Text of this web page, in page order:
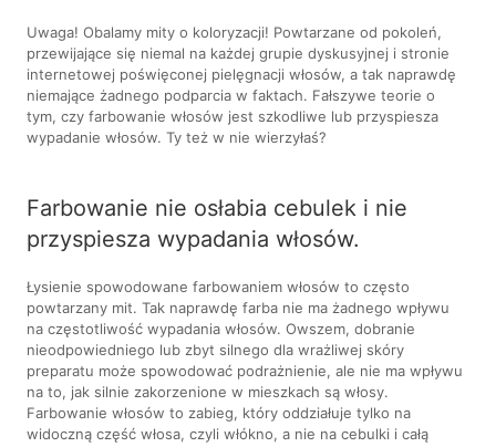
Uwaga! Obalamy mity o koloryzacji! Powtarzane od pokoleń,
przewijające się niemal na każdej grupie dyskusyjnej i stronie
internetowej poświęconej pielęgnacji włosów, a tak naprawdę
niemające żadnego podparcia w faktach. Fałszywe teorie o
tym, czy farbowanie włosów jest szkodliwe lub przyspiesza
wypadanie włosów. Ty też w nie wierzyłaś?
Farbowanie nie osłabia cebulek i nie
przyspiesza wypadania włosów.
Łysienie spowodowane farbowaniem włosów to często
powtarzany mit. Tak naprawdę farba nie ma żadnego wpływu
na częstotliwość wypadania włosów. Owszem, dobranie
nieodpowiedniego lub zbyt silnego dla wrażliwej skóry
preparatu może spowodować podrażnienie, ale nie ma wpływu
na to, jak silnie zakorzenione w mieszkach są włosy.
Farbowanie włosów to zabieg, który oddziałuje tylko na
widoczną część włosa, czyli włókno, a nie na cebulki i całą